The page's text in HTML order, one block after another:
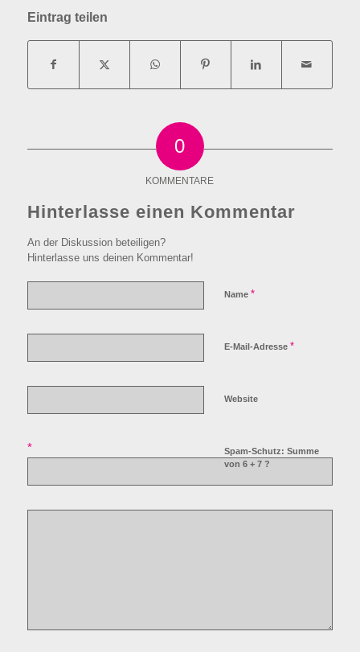
Eintrag teilen
0
KOMMENTARE
Hinterlasse einen Kommentar
An der Diskussion beteiligen?
Hinterlasse uns deinen Kommentar!
Name *
E-Mail-Adresse *
Website
Spam-Schutz: Summe
von 6 + 7 ?
*